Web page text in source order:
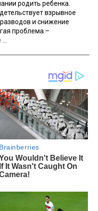
родить ребенка.
взрывное
и снижение
проблема –